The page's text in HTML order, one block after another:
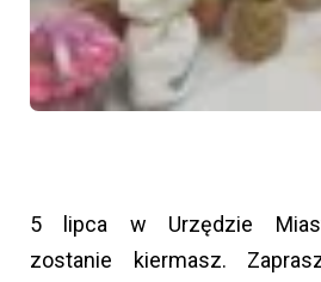
5 lipca w Urzędzie
zostanie kiermasz.